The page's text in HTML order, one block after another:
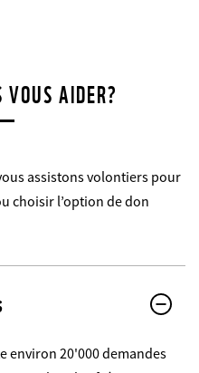
VOUS AIDER?
assistons volontiers pour
choisir l’option de don
environ 20'000 demandes